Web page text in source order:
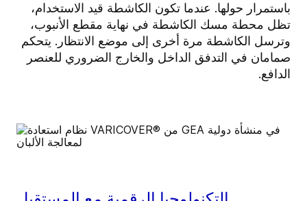
باستمرار حولها. عندما تكون الكاشطة قيد الاستخدام،
تظل محطة مسك الكاشطة في نهاية مقطع الأنبوب،
وترسل الكاشطة مرة أخرى إلى موضع الانتظار. يتحكم
صمامان في التدفق الداخل والخارج الضروري للعنصر
الدافع.